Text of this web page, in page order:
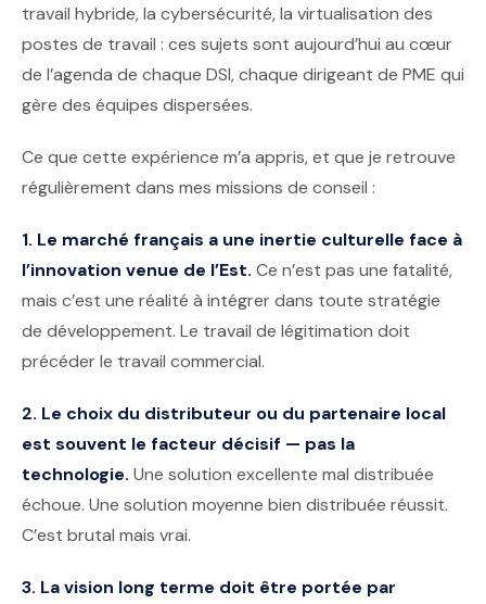
travail hybride, la cybersécurité, la virtualisation des
postes de travail : ces sujets sont aujourd’hui au cœur
de l’agenda de chaque DSI, chaque dirigeant de PME qui
gère des équipes dispersées.
Ce que cette expérience m’a appris, et que je retrouve
régulièrement dans mes missions de conseil :
1. Le marché français a une inertie culturelle face à
l’innovation venue de l’Est. Ce n’est pas une fatalité,
mais c’est une réalité à intégrer dans toute stratégie
de développement. Le travail de légitimation doit
précéder le travail commercial.
2. Le choix du distributeur ou du partenaire local
est souvent le facteur décisif — pas la
technologie. Une solution excellente mal distribuée
échoue. Une solution moyenne bien distribuée réussit.
C’est brutal mais vrai.
3. La vision long terme doit être portée par